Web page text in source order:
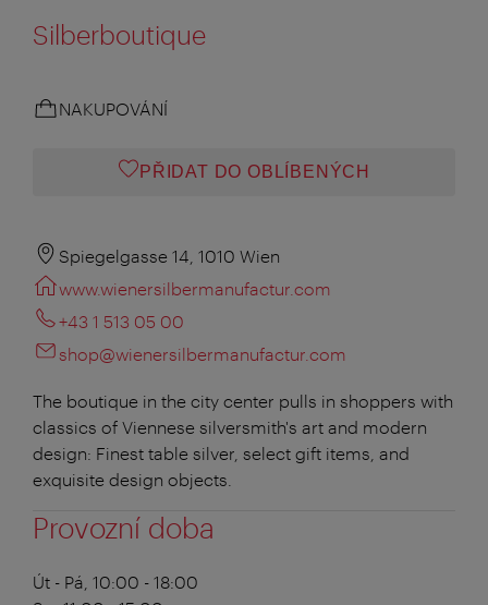
Silberboutique
NAKUPOVÁNÍ
PŘIDAT DO OBLÍBENÝCH
Spiegelgasse 14, 1010 Wien
www.wienersilbermanufactur.com
+43 1 513 05 00
shop@wienersilbermanufactur.com
The boutique in the city center pulls in shoppers with
classics of Viennese silversmith's art and modern
design: Finest table silver, select gift items, and
exquisite design objects.
Provozní doba
Út - Pá, 10:00 - 18:00